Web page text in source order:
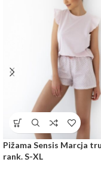
Pižama Sensis Marcja
rank. S-XL